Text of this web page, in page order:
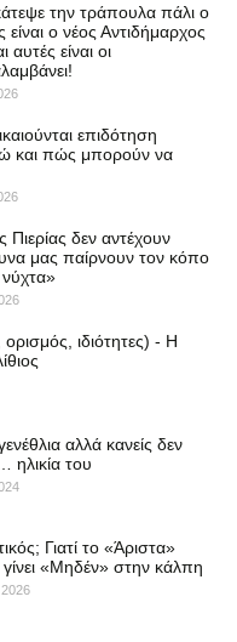
την τράπουλα πάλι ο
ο νέος Αντιδήμαρχος
αυτές είναι οι
επιδότηση
και πώς μπορούν να
Πιερίας δεν αντέχουν
μας παίρνουν τον κόπο
ιδιότητες) - Η
αλλά κανείς δεν
ηλικία του
Γιατί το «Άριστα»
«Μηδέν» στην κάλπη